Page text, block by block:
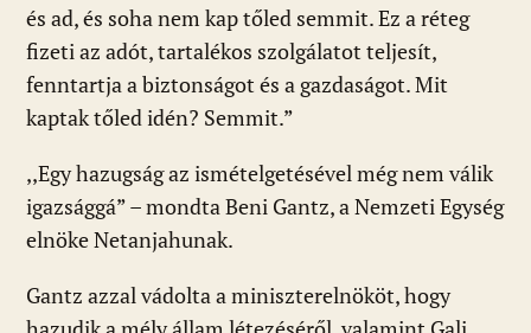
és ad, és soha nem kap tőled semmit. Ez a réteg
fizeti az adót, tartalékos szolgálatot teljesít,
fenntartja a biztonságot és a gazdaságot. Mit
kaptak tőled idén? Semmit.”
,,Egy hazugság az ismételgetésével még nem válik
igazsággá” – mondta Beni Gantz, a Nemzeti Egység
elnöke Netanjahunak.
Gantz azzal vádolta a miniszterelnököt, hogy